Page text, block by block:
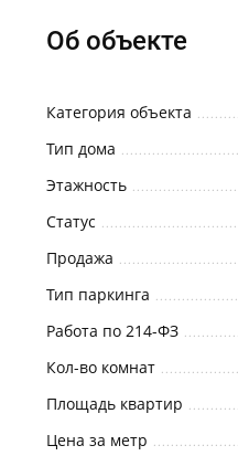
Об объекте
Категория объекта
Тип дома
Этажность
Статус
Продажа
Тип паркинга
Работа по 214-ФЗ
Кол-во комнат
Площадь квартир
Цена за метр